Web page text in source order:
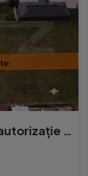
Teren intravilan 500 mp cu autorizație de construire Vifor